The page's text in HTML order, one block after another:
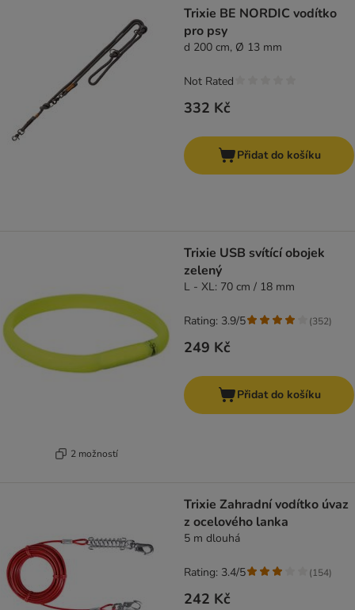
Trixie BE NORDIC vodítko
pro psy
d 200 cm, Ø 13 mm
332 Kč
Not Rated
Přidat do košíku
2 možností
Trixie USB svítící obojek
zelený
L - XL: 70 cm / 18 mm
249 Kč
Rating: 3.9/5 (352)
Přidat do košíku
Trixie Zahradní vodítko úvaz
z ocelového lanka
5 m dlouhá
242 Kč
Rating: 3.4/5 (154)